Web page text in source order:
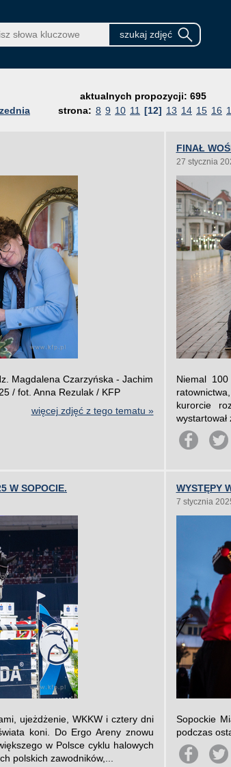
aktualnych propozycji: 695
strona: 8 9 10 11 [12] 13 14 15 16
Magdalena Czarzyńska - Jachim
/ fot. Anna Rezulak / KFP
więcej zdjęć z tego tematu »
FINAŁ
27 stycznia
Niemal
kurorcie
W SOPOCIE.
ujeżdżenie, WKKW i cztery dni
koni. Do Ergo Areny znowu
w Polsce cyklu halowych
polskich zawodników,...
WYSTĘPY
7 stycznia
Sopockie
podczas